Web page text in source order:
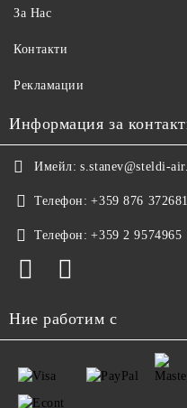
За Нас
Контакти
Рекламации
Информация за
Имейл: s.stanev@steldi-
Телефон: +359 876 372681
Телефон: +359 2 9574965
Ние работим с